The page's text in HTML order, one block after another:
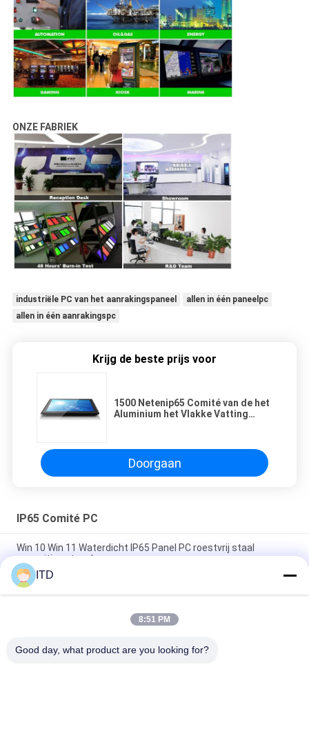
ONZE FABRIEK
industriële PC van het aanrakingspaneel
allen in één paneelpc
allen in één aanrakingspc
Krijg de beste prijs voor
1500 Netenip65 Comité van de het
Aluminium het Vlakke Vatting
Doorgaan
IP65 Comité PC
Win 10 Win 11 Waterdicht IP65 Panel PC roestvrij staal
capacitieve touchscreen
17.3inch ruwe het Comité van IP66 IP65 de Ranglcd van PC
Industriële Monitor
De volledige Waterdichte het Touche screencomité van IP65
ITD
8:51 PM
Good day, what product are you looking for?